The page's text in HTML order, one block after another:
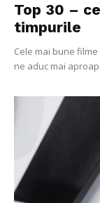
Top 30 –
timpurile
Cele mai bune
ne aduc mai